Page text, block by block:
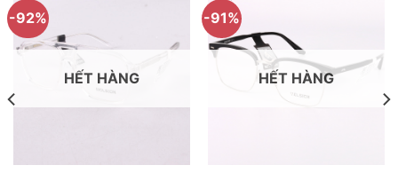
-92%
HẾT HÀNG
-91%
HẾT HÀNG